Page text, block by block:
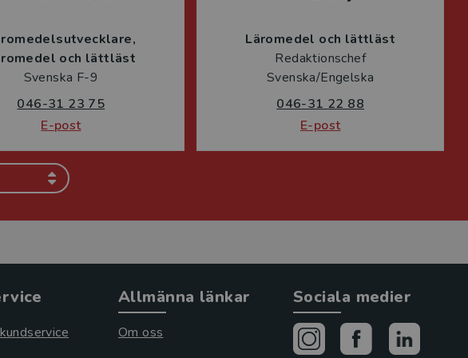
och lättläst
Svenska F-9
046-31 23 75
E-post
Läromedel och lättläst
Redaktionschef
Svenska/Engelska
046-31 22 88
E-post
Allmänna länkar
Om oss
Sociala medier